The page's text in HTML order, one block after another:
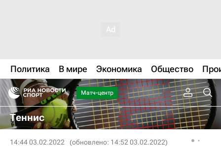
Политика В мире Экономика Общество
Матч-центр
Теннис
14:44 03.02.2022 (обновлено: 14:52 03.02.2022)